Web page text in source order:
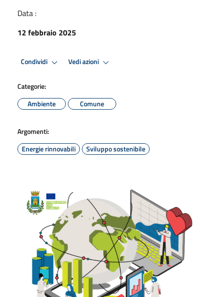
Data :
12 febbraio 2025
Condividi Vedi azioni
Categorie:
Ambiente
Comune
Argomenti:
Energie rinnovabili
Sviluppo sostenibile